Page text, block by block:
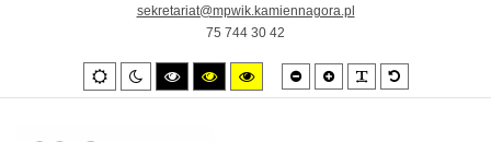
sekretariat@mpwik.kamiennagora.pl
75 744 30 42
Wygląd
standardowy
Tryb
nocny
High
contrast
High
contrast
High
contrast
Smaller
font
Larger
font
Default
font